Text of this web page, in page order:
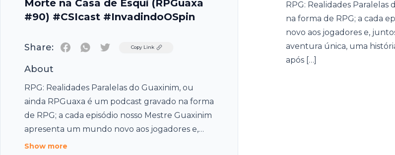
Morte na Casa de Esqui (RPGuaxa
#90) #CSIcast #InvadindoOSpin
Share: TwitterCopy Link
About
RPG: Realidades Paralelas do Guaxinim, ou
ainda RPGuaxa é um podcast gravado na forma
de RPG; a cada episódio nosso Mestre Guaxinim
apresenta um mundo novo aos jogadores e,
juntos, criam uma nova história. Todo programa
Show more
RPG: Realidades
na forma de RPG; a cada
novo aos jogadores e,
aventura única, uma
após […]
Footer